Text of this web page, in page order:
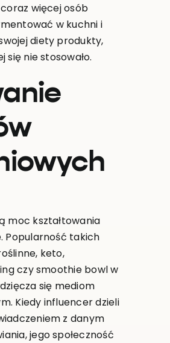
więcej osób
w kuchni i
diety produkty,
nie stosowało.
moc kształtowania
Popularność takich
keto,
czy smoothie bowl w
się mediom
Kiedy influencer dzieli
z danym
jego społeczność